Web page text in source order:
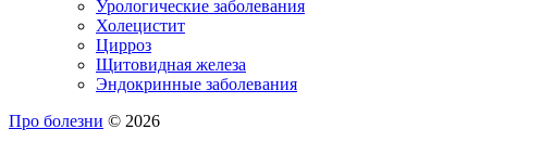
Урологические заболевания
Холецистит
Цирроз
Щитовидная железа
Эндокринные заболевания
Про болезни © 2026